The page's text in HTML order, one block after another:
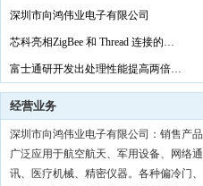
深圳市向鸿伟业电子有限公司
芯科亮相ZigBee 和 Thread 连接的…
富士通研开发出处理性能提高两倍…
经营业务
深圳市向鸿伟业电子有限公司：销售产品
广泛应用于航空航天、军用设备、网络通
讯、医疗机械、精密仪器。各种偏冷门、